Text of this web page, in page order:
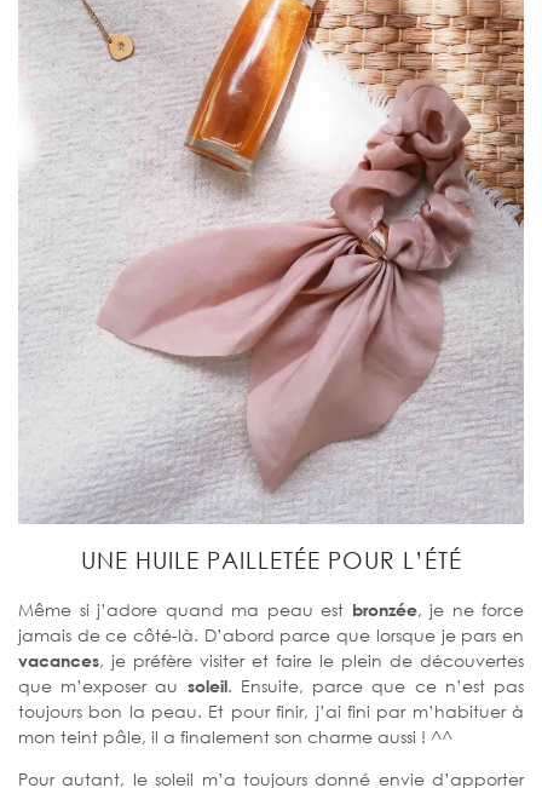
UNE HUILE PAILLETÉE POUR L’ÉTÉ
Même si j’adore quand ma peau est bronzée, je ne force
jamais de ce côté-là. D’abord parce que lorsque je pars en
vacances, je préfère visiter et faire le plein de découvertes
que m’exposer au soleil. Ensuite, parce que ce n’est pas
toujours bon la peau. Et pour finir, j’ai fini par m’habituer à
mon teint pâle, il a finalement son charme aussi ! ^^
Pour autant, le soleil m’a toujours donné envie d’apporter